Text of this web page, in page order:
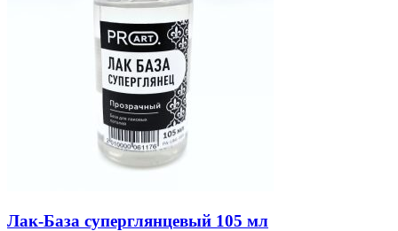
Лак-База суперглянцевый 105 мл